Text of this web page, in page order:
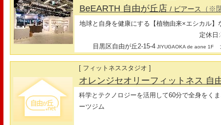
BeEARTH 自由が丘店/ ビアース （※
地球と自身を健康にする【植物由来×エシカル】
定休日:
目黒区自由が丘2-15-4 JIYUGAOKA de aone 1F
[ フィットネススタジオ ]
オレンジセオリーフィットネス 自
科学とテクノロジーを活用して60分で全身をく
ーツジム